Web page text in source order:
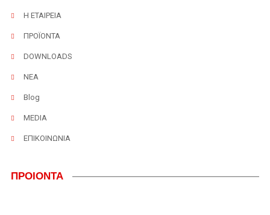
Η ΕΤΑΙΡΕΙΑ
ΠΡΟΪΟΝΤΑ
DOWNLOADS
ΝΕΑ
Blog
MEDIA
ΕΠΙΚΟΙΝΩΝΙΑ
ΠΡΟΙΟΝΤΑ